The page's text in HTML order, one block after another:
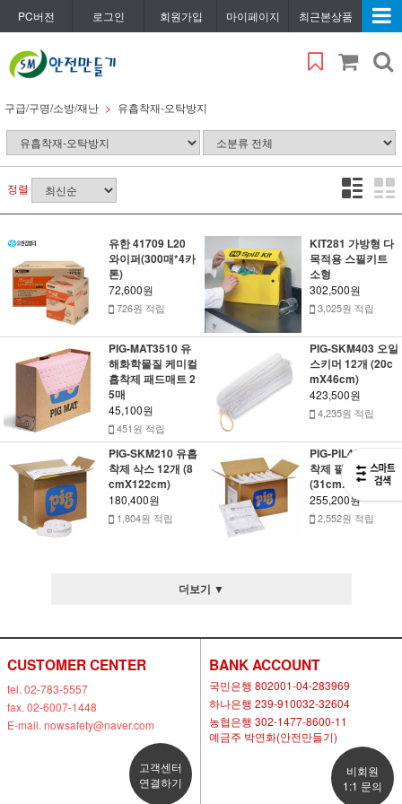
PC버전 로그인 회원가입 마이페이지 최근본상품
구급/구명/소방/재난 유흡착재-오탁방지
정렬
유한 41709 L20
와이퍼(300매*4카
톤)
72,600원
726원 적립
KIT281 가방형 다
목적용 스필키트
소형
302,500원
3,025원 적립
PIG-MAT3510 유
해화학물질 케미컬
흡착제 패드매트 2
5매
45,100원
451원 적립
PIG-SKM403 오일
스키머 12개 (20c
mX46cm)
423,500원
4,235원 적립
PIG-SKM210 유흡
착제 삭스 12개 (8
cmX122cm)
180,400원
1,804원 적립
PIG-PIL405 유흡
착제 필로우 10개
(31cmX31cm)
255,200원
2,552원 적립
더보기 ▼
CUSTOMER CENTER
tel. 02-783-5557
fax. 02-6007-1448
E-mail. nowsafety@naver.com
고객센터
연결하기
BANK ACCOUNT
국민은행 802001-04-283969
하나은행 239-910032-32604
농협은행 302-1477-8600-11
예금주 박연화(안전만들기)
비회원
1:1 문의